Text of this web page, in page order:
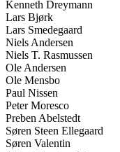
Kenneth Dreymann
Lars Bjørk
Lars Smedegaard
Niels Andersen
Niels T. Rasmussen
Ole Andersen
Ole Mensbo
Paul Nissen
Peter Moresco
Preben Abelstedt
Søren Steen Ellegaard
Søren Valentin